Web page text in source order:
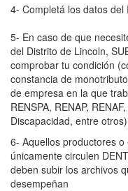
4- Completá los datos
5- En caso de que
del Distrito de Lincoln,
comprobar tu condición
constancia de
de empresa en la que
RENSPA, RENAP,
Discapacidad, entre
6- Aquellos productores
únicamente circulen
deben subir los archivos
desempeñan